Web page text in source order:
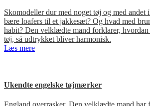
Skomodeller dur med noget tøj og med
bære loafers til et jakkesæt? Og hvad med
habit? Den velklædte mand forklarer,
tøj, så udtrykket bliver harmonisk.
Læs mere
Ukendte engelske tøjmærker
England overrasker. Den velklædte mand har